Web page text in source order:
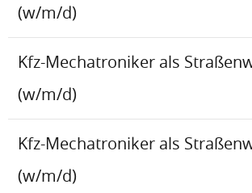
(w/m/d)
Kfz-Mechatroniker als
(w/m/d)
Kfz-Mechatroniker als
(w/m/d)